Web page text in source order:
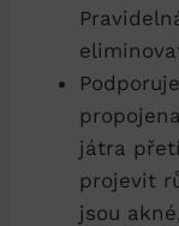
játra
projevit
jsou